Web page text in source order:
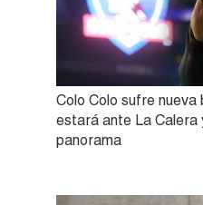
Colo Colo sufre nueva
estará ante La Calera
panorama